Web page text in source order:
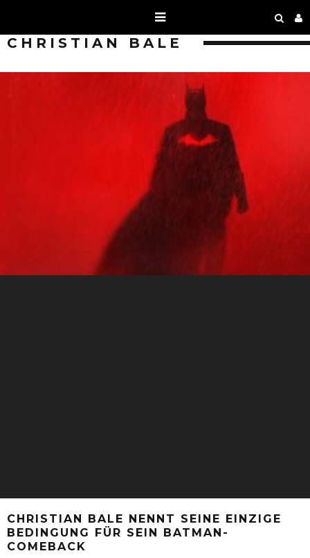
CHRISTIAN BALE
CHRISTIAN BALE NENNT SEINE EINZIGE
BEDINGUNG FÜR SEIN BATMAN-
COMEBACK